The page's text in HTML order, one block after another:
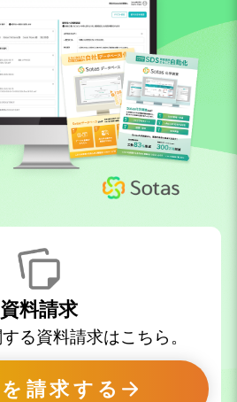
資料請求
る資料請求はこちら。
請求する